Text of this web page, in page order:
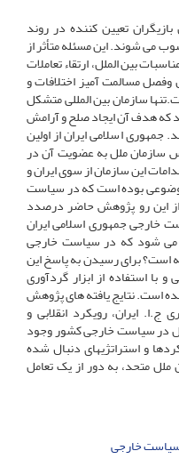
تعیین کننده در روند
می شوند. این مسئله متأثر از
بین الملل، ارتقاء تعاملات
وفصل مسالمت آمیز اختلافات و
سازمان بین المللی متشکل
که هدف آن ایجاد صلح و آرامش
جمهوری اسلامی ایران از اولین
سازمان ملل به عضویت آن در
این سازمان از سوی ایران و
بوده است که در سیاست
این رو پژوهش حاضر درصدد
خارجی جمهوری اسلامی ایران
می شود که در سیاست خارجی
است؟ برای رسیدن به پاسخ این
استفاده از ابزار گردآوری
است. نتایج یافته های پژوهش
ایران، رویکرد انقلابی و
در سیاست خارجی کشور وجود
و استراتژیهای دنبال شده
ملل متحد، به دور از یک تعامل
خارجی